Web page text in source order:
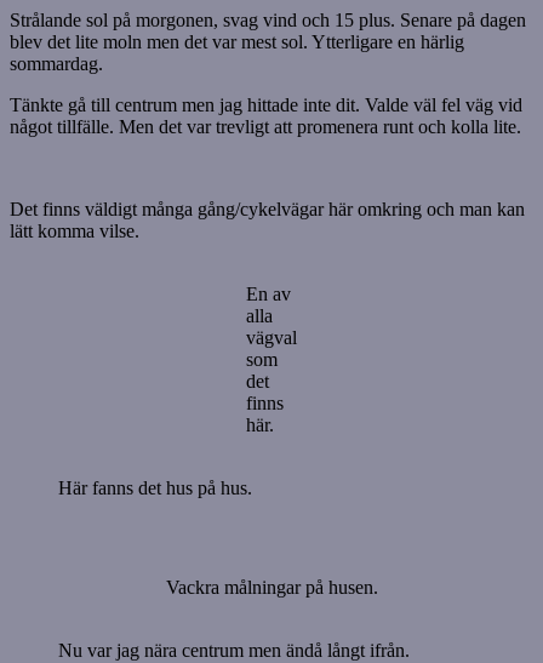
Strålande sol på morgonen, svag vind och 15 plus. Senare på dagen
blev det lite moln men det var mest sol. Ytterligare en härlig
sommardag.
Tänkte gå till centrum men jag hittade inte dit. Valde väl fel väg vid
något tillfälle. Men det var trevligt att promenera runt och kolla lite.
Det finns väldigt många gång/cykelvägar här omkring och man kan
lätt komma vilse.
En av
alla
vägval
som
det
finns
här.
Här fanns det hus på hus.
Vackra målningar på husen.
Nu var jag nära centrum men ändå långt ifrån.